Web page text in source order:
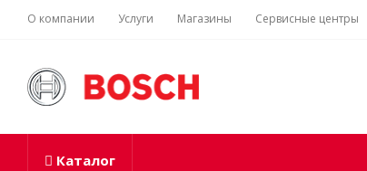
О компании Услуги Магазины Сервисные центры
Каталог